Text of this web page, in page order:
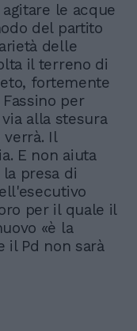
le acque
del partito
delle
il terreno di
fortemente
per
alla stesura
Il
E non aiuta
presa di
per il quale il
«è la
il Pd non sarà